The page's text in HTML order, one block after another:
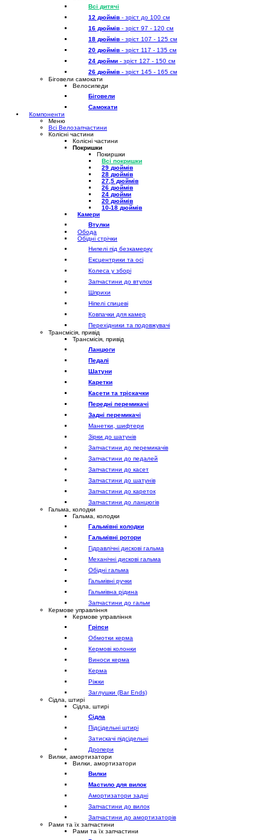
Всі дитячі
12 дюймів - зріст до 100 см
16 дюймів - зріст 97 - 120 см
18 дюймів - зріст 107 - 125 см
20 дюймів - зріст 117 - 135 см
24 дюйми - зріст 127 - 150 см
26 дюймів - зріст 145 - 165 см
Біговели самокати
Велосипеди
Біговели
Самокати
Компоненти
Меню
Всі Велозапчастини
Колісні частини
Колісні частини
Покришки
Покиршки
Всі покришки
29 дюймів
28 дюймів
27,5 дюймів
26 дюймів
24 дюйми
20 дюймів
10-18 дюймів
Камери
Втулки
Обода
Обідні стрічки
Нипелі під безкамерку
Ексцентрики та осі
Колеса у зборі
Запчастини до втулок
Шприхи
Ніпелі спицеві
Ковпачки для камер
Перехідники та подовжувачі
Трансмісія, привід
Трансмісія, привід
Ланцюги
Педалі
Шатуни
Каретки
Касети та тріскачки
Передні перемикачі
Задні перемикачі
Манетки, шифтери
Зірки до шатунів
Запчастини до перемикачів
Запчастини до педалей
Запчастини до касет
Запчастини до шатунів
Запчастини до кареток
Запчастини до ланцюгів
Гальма, колодки
Гальма, колодки
Гальмівні колодки
Гальмівні ротори
Гідравлічні дискові гальма
Механічні дискові гальма
Обідні гальма
Гальмівні ручки
Гальмівна рідина
Запчастини до гальм
Кермове управління
Кермове управління
Гріпси
Обмотки керма
Кермові колонки
Виноси керма
Керма
Ріжки
Заглушки (Bar Ends)
Сідла, штирі
Сідла, штирі
Сідла
Підсідельні штирі
Затискачі підсідельні
Дропери
Вилки, амортизатори
Вилки, амортизатори
Вилки
Мастило для вилок
Амортизатори задні
Запчастини до вилок
Запчастини до амортизаторів
Рами та їх запчастини
Рами та їх запчастини